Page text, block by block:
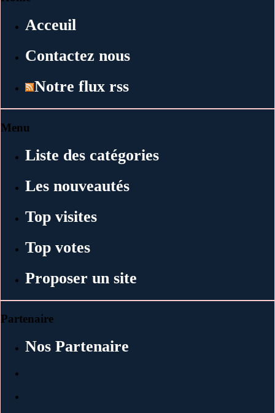
Acceuil
Contactez nous
Notre flux rss
Menu
Liste des catégories
Les nouveautés
Top visites
Top votes
Proposer un site
Partenaire
Nos Partenaire